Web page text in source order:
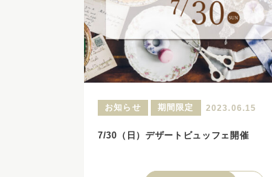
お知らせ 期間限定 2023.06.15
7/30（日）デザートビュッフェ開催